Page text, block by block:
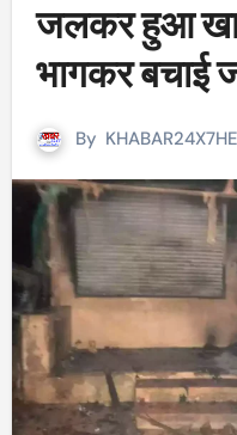
जलकर हुआ
भागकर बचाई
By